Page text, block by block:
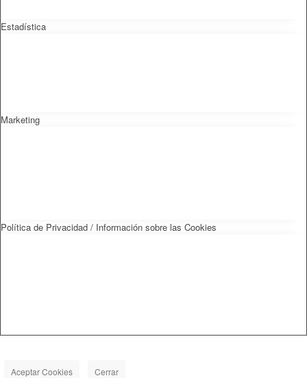
Estadística
Marketing
Política de Privacidad / Información sobre las Cookies
Aceptar Cookies Cerrar